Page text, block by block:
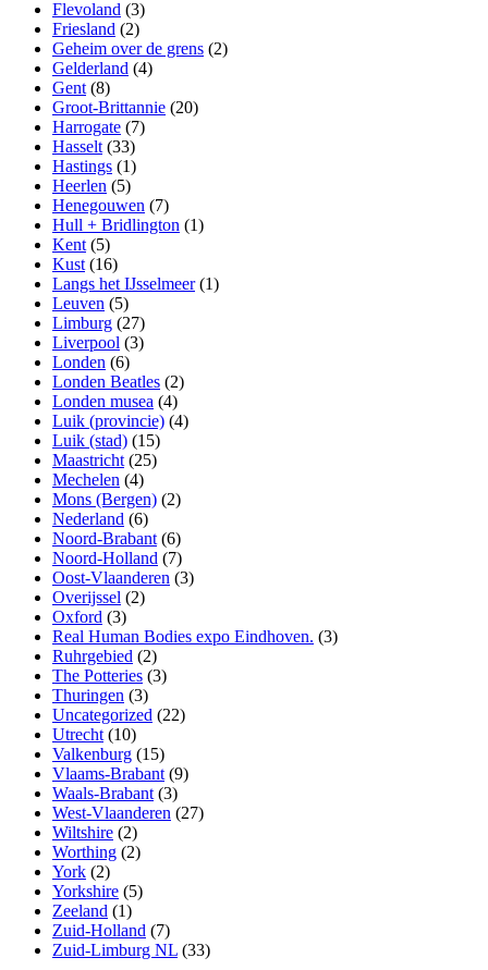
Flevoland (3)
Friesland (2)
Geheim over de grens (2)
Gelderland (4)
Gent (8)
Groot-Brittannie (20)
Harrogate (7)
Hasselt (33)
Hastings (1)
Heerlen (5)
Henegouwen (7)
Hull + Bridlington (1)
Kent (5)
Kust (16)
Langs het IJsselmeer(1)
Leuven (5)
Limburg (27)
Liverpool (3)
Londen (6)
Londen Beatles (2)
Londen musea (4)
Luik (provincie) (4)
Luik (stad) (15)
Maastricht (25)
Mechelen (4)
Mons (Bergen) (2)
Nederland (6)
Noord-Brabant (6)
Noord-Holland (7)
Oost-Vlaanderen (3)
Overijssel (2)
Oxford (3)
Real Human Bodies expo Eindhoven. (3)
Ruhrgebied (2)
The Potteries (3)
Thuringen (3)
Uncategorized (22)
Utrecht (10)
Valkenburg (15)
Vlaams-Brabant (9)
Waals-Brabant (3)
West-Vlaanderen (27)
Wiltshire (2)
Worthing (2)
York (2)
Yorkshire (5)
Zeeland (1)
Zuid-Holland (7)
Zuid-Limburg NL (33)